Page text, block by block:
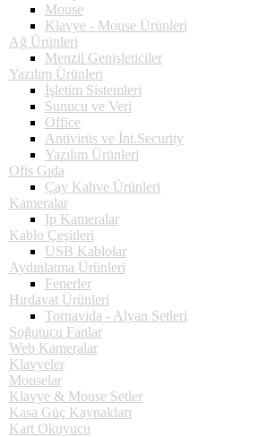
Mouse
Klavye - Mouse Ürünleri
Ağ Ürünleri
Menzil Genişleticiler
Yazılım Ürünleri
İşletim Sistemleri
Sunucu ve Veri
Office
Antivirüs ve İnt.Security
Yazılım Ürünleri
Ofis Gıda
Çay Kahve Ürünleri
Kameralar
Ip Kameralar
Kablo Çeşitleri
USB Kablolar
Aydınlatma Ürünleri
Fenerler
Hırdavat Ürünleri
Tornavida - Alyan Setleri
Soğutucu Fanlar
Web Kameralar
Klavyeler
Mouselar
Klavye & Mouse Setler
Kasa Güç Kaynakları
Kart Okuyucu